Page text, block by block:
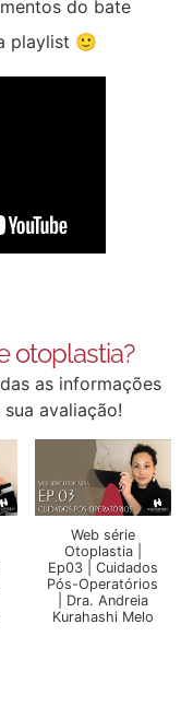
do bate
playlist 🙂
otoplastia?
as informações
avaliação!
Web série
Otoplastia |
Ep03 | Cuidados
Pós-Operatórios
| Dra. Andreia
Kurahashi Melo